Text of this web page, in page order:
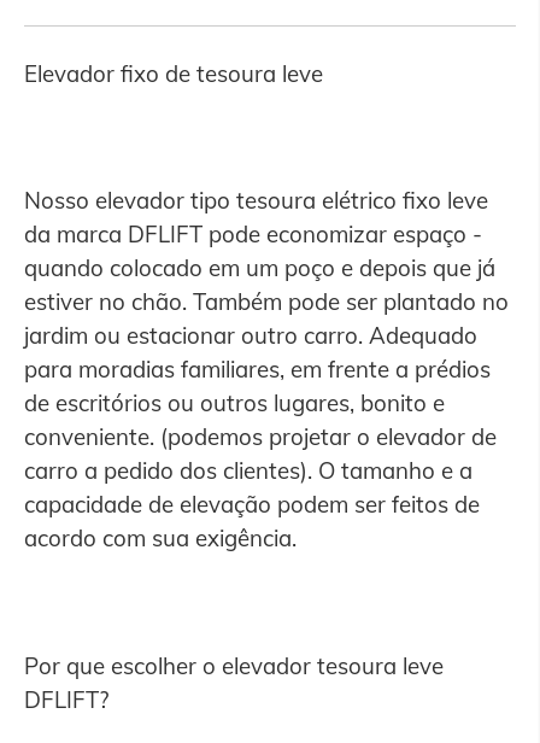
Elevador fixo de tesoura leve
Nosso elevador tipo tesoura elétrico fixo leve
da marca DFLIFT pode economizar espaço -
quando colocado em um poço e depois que já
estiver no chão. Também pode ser plantado no
jardim ou estacionar outro carro. Adequado
para moradias familiares, em frente a prédios
de escritórios ou outros lugares, bonito e
conveniente. (podemos projetar o elevador de
carro a pedido dos clientes). O tamanho e a
capacidade de elevação podem ser feitos de
acordo com sua exigência.
Por que escolher o elevador tesoura leve
DFLIFT?